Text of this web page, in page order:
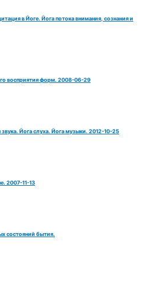
в Йоге. Йога потока внимания, сознания и
восприятия форм. 2008-06-29
Йога слуха. Йога музыки. 2012-10-25
2007-11-13
состояний бытия.